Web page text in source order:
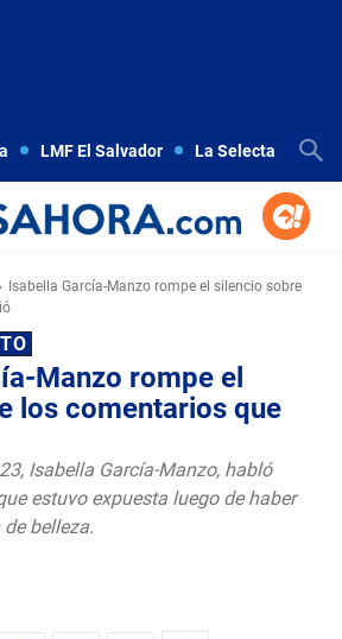
LMF El Salvador La Selecta
Isabella García-Manzo rompe el silencio sobre
Manzo rompe el
los comentarios que
Isabella García-Manzo, habló
estuvo expuesta luego de haber
belleza.